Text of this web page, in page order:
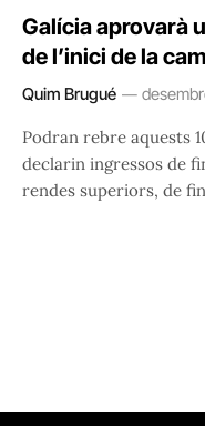
Galícia aprovarà
de l’inici de la
Quim Brugué
Podran rebre aquests
declarin ingressos de
rendes superiors, de